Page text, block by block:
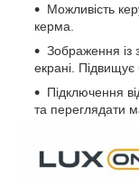
Можливість
керма.
Зображення із
екрані. Підвищує
Підключення
та переглядати